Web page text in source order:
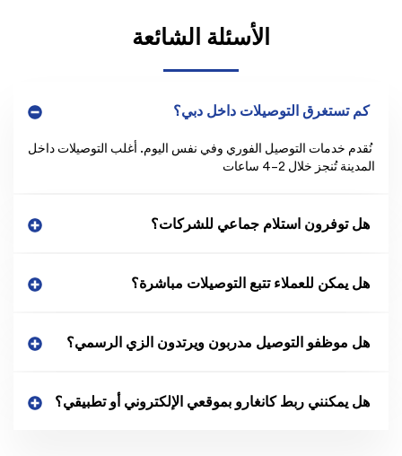
الأسئلة الشائعة
كم تستغرق التوصيلات داخل دبي؟
نُقدم خدمات التوصيل الفوري وفي نفس اليوم. أغلب التوصيلات داخل
المدينة تُنجز خلال 2–4 ساعات
هل توفرون استلام جماعي للشركات؟
هل يمكن للعملاء تتبع التوصيلات مباشرة؟
هل موظفو التوصيل مدربون ويرتدون الزي الرسمي؟
هل يمكنني ربط كانغارو بموقعي الإلكتروني أو تطبيقي؟